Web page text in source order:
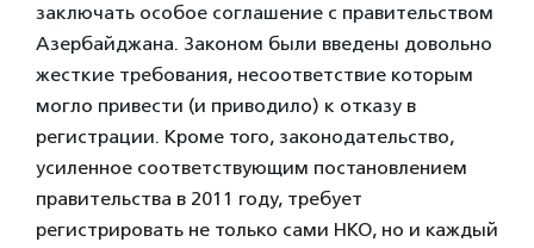
заключать особое соглашение с правительством
Азербайджана. Законом были введены довольно
жесткие требования, несоответствие которым
могло привести (и приводило) к отказу в
регистрации. Кроме того, законодательство,
усиленное соответствующим постановлением
правительства в 2011 году, требует
регистрировать не только сами НКО, но и каждый